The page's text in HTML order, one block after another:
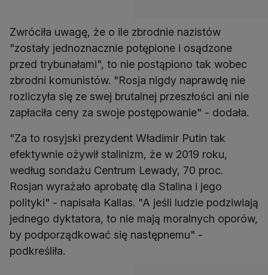
Zwróciła uwagę, że o ile zbrodnie nazistów
"zostały jednoznacznie potępione i osądzone
przed trybunałami", to nie postąpiono tak wobec
zbrodni komunistów. "Rosja nigdy naprawdę nie
rozliczyła się ze swej brutalnej przeszłości ani nie
zapłaciła ceny za swoje postępowanie" - dodała.
"Za to rosyjski prezydent Władimir Putin tak
efektywnie ożywił stalinizm, że w 2019 roku,
według sondażu Centrum Lewady, 70 proc.
Rosjan wyrażało aprobatę dla Stalina i jego
polityki" - napisała Kallas. "A jeśli ludzie podziwiają
jednego dyktatora, to nie mają moralnych oporów,
by podporządkować się następnemu" -
podkreśliła.